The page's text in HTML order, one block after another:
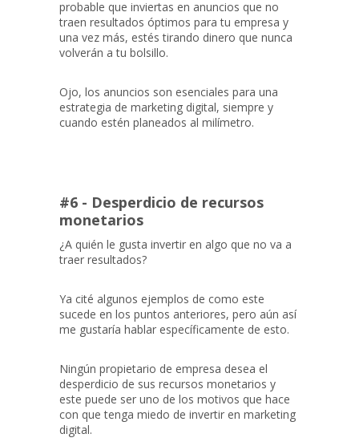
probable que inviertas en anuncios que no
traen resultados óptimos para tu empresa y
una vez más, estés tirando dinero que nunca
volverán a tu bolsillo.
Ojo, los anuncios son esenciales para una
estrategia de marketing digital, siempre y
cuando estén planeados al milímetro.
#6 - Desperdicio de recursos
monetarios
¿A quién le gusta invertir en algo que no va a
traer resultados?
Ya cité algunos ejemplos de como este
sucede en los puntos anteriores, pero aún así
me gustaría hablar específicamente de esto.
Ningún propietario de empresa desea el
desperdicio de sus recursos monetarios y
este puede ser uno de los motivos que hace
con que tenga miedo de invertir en marketing
digital.